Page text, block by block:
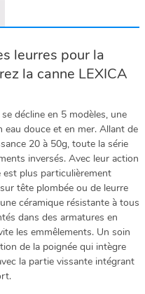
leurres pour la
la canne LEXICA
décline en 5 modèles, une
douce et en mer. Allant de
20 à 50g, toute la série
inversés. Avec leur action
est plus particulièrement
tête plombée ou de leurre
céramique résistante à tous
dans des armatures en
les emmêlements. Un soin
de la poignée qui intègre
la partie vissante intégrant